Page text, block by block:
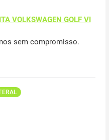
VOLKSWAGEN GOLF VI
sem compromisso.